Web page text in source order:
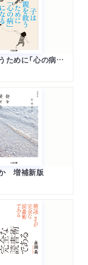
子は親を救うために「心の病」になる
増補新版